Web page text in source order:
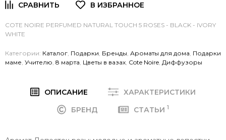
COTE NOIRE PERFUMED NATURAL TOUCH 5 ROSES - BLACK - IVORY
WHITE
Категории: Каталог Подарки Бренды Ароматы для дома Подарки
маме Учителю 8 марта Цветы в вазах Cote Noire Диффузоры
ОПИСАНИЕ
ХАРАКТЕРИСТИКИ
БРЕНД
СТАТЬИ 1